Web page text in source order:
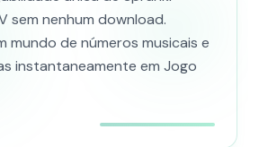
sem nenhum download.
mundo de números musicais e
instantaneamente em Jogo